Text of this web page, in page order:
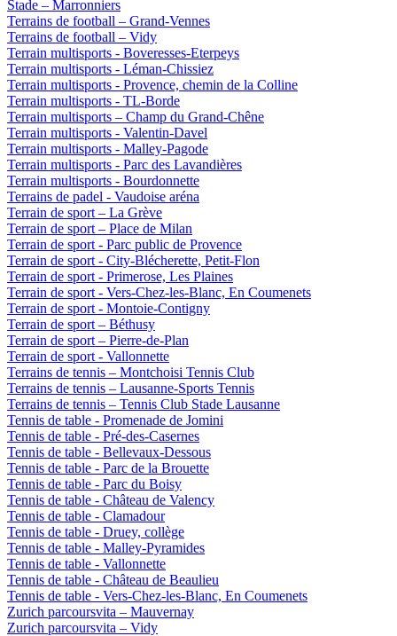
Stade – Marronniers
Terrains de football – Grand-Vennes
Terrains de football – Vidy
Terrain multisports - Boveresses-Eterpeys
Terrain multisports - Léman-Chissiez
Terrain multisports - Provence, chemin de la Colline
Terrain multisports - TL-Borde
Terrain multisports – Champ du Grand-Chêne
Terrain multisports - Valentin-Davel
Terrain multisports - Malley-Pagode
Terrain multisports - Parc des Lavandières
Terrain multisports - Bourdonnette
Terrains de padel - Vaudoise aréna
Terrain de sport – La Grève
Terrain de sport – Place de Milan
Terrain de sport - Parc public de Provence
Terrain de sport - City-Blécherette, Petit-Flon
Terrain de sport - Primerose, Les Plaines
Terrain de sport - Vers-Chez-les-Blanc, En Coumenets
Terrain de sport - Montoie-Contigny
Terrain de sport – Béthusy
Terrain de sport – Pierre-de-Plan
Terrain de sport - Vallonnette
Terrains de tennis – Montchoisi Tennis Club
Terrains de tennis – Lausanne-Sports Tennis
Terrains de tennis – Tennis Club Stade Lausanne
Tennis de table - Promenade de Jomini
Tennis de table - Pré-des-Casernes
Tennis de table - Bellevaux-Dessous
Tennis de table - Parc de la Brouette
Tennis de table - Parc du Boisy
Tennis de table - Château de Valency
Tennis de table - Clamadour
Tennis de table - Druey, collège
Tennis de table - Malley-Pyramides
Tennis de table - Vallonnette
Tennis de table - Château de Beaulieu
Tennis de table - Vers-Chez-les-Blanc, En Coumenets
Zurich parcoursvita – Mauvernay
Zurich parcoursvita – Vidy